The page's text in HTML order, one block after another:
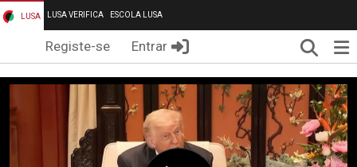
LUSA LUSA VERIFICA ESCOLA LUSA
Registe-se Entrar